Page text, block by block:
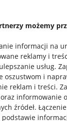
możemy
informacji na
reklamy i
usług.
oszustwom i
reklam i treści.
informowanie
źródeł.